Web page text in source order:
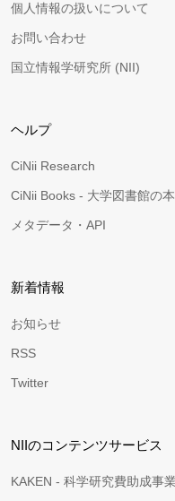
個人情報の扱いについて
お問い合わせ
国立情報学研究所 (NII)
ヘルプ
CiNii Research
CiNii Books - 大学図書館の
メタデータ・API
新着情報
お知らせ
RSS
Twitter
NIIのコンテンツサービス
KAKEN - 科学研究費助成事